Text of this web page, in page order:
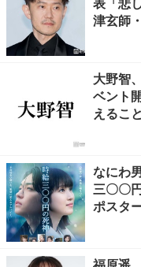
津玄師
大野智
ベント
えるこ
なにわ
三〇〇
ポスタ